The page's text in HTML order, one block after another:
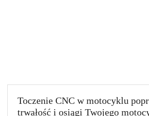
Toczenie CNC w motocyklu
trwałość i osiągi Twojego